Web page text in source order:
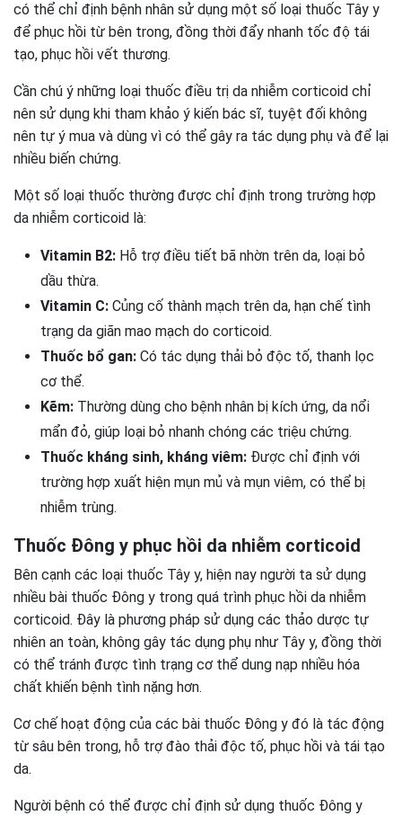
có thể chỉ định bệnh nhân sử dụng một số loại thuốc Tây y
để phục hồi từ bên trong, đồng thời đẩy nhanh tốc độ tái
tạo, phục hồi vết thương.
Cần chú ý những loại thuốc điều trị da nhiễm corticoid chỉ
nên sử dụng khi tham khảo ý kiến bác sĩ, tuyệt đối không
nên tự ý mua và dùng vì có thể gây ra tác dụng phụ và để lại
nhiều biến chứng.
Một số loại thuốc thường được chỉ định trong trường hợp
da nhiễm corticoid là:
Vitamin B2: Hỗ trợ điều tiết bã nhờn trên da, loại bỏ
dầu thừa.
Vitamin C: Củng cố thành mạch trên da, hạn chế tình
trạng da giãn mao mạch do corticoid.
Thuốc bổ gan: Có tác dụng thải bỏ độc tố, thanh lọc
cơ thể.
Kẽm: Thường dùng cho bệnh nhân bị kích ứng, da nổi
mẩn đỏ, giúp loại bỏ nhanh chóng các triệu chứng.
Thuốc kháng sinh, kháng viêm: Được chỉ định với
trường hợp xuất hiện mụn mủ và mụn viêm, có thể bị
nhiễm trùng.
Thuốc Đông y phục hồi da nhiễm corticoid
Bên cạnh các loại thuốc Tây y, hiện nay người ta sử dụng
nhiều bài thuốc Đông y trong quá trình phục hồi da nhiễm
corticoid. Đây là phương pháp sử dụng các thảo dược tự
nhiên an toàn, không gây tác dụng phụ như Tây y, đồng thời
có thể tránh được tình trạng cơ thể dung nạp nhiều hóa
chất khiến bệnh tình nặng hơn.
Cơ chế hoạt động của các bài thuốc Đông y đó là tác động
từ sâu bên trong, hỗ trợ đào thải độc tố, phục hồi và tái tạo
da.
Người bệnh có thể được chỉ định sử dụng thuốc Đông y